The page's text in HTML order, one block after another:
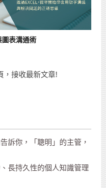
圖表溝通術
，接收最新文章!
訴你，「聰明」的主管，
長持久性的個人知識管理